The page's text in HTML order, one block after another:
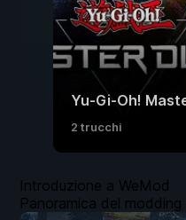
Yu-Gi-Oh!
2 trucchi
Introduzione a WeMod
Panoramica del